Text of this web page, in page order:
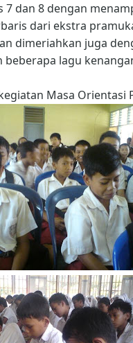
7 dan 8 dengan
dari ekstra
dimeriahkan juga
beberapa lagu
Masa Orientasi